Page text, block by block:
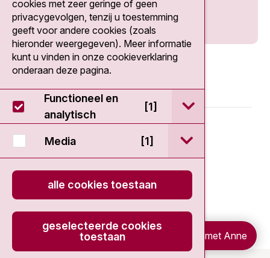
© 2026 - Antoni van Leeuwenhoek
Privacy statement
Cookieverklaring
cookies met zeer geringe of geen
privacygevolgen, tenzij u toestemming
geeft voor andere cookies (zoals
hieronder weergegeven). Meer informatie
kunt u vinden in onze cookieverklaring
onderaan deze pagina.
Functioneel en
analytisch
[1] open / sluit
Media [1] open / sluit
alle cookies toestaan
geselecteerde cookies
toestaan
Chat met Anne